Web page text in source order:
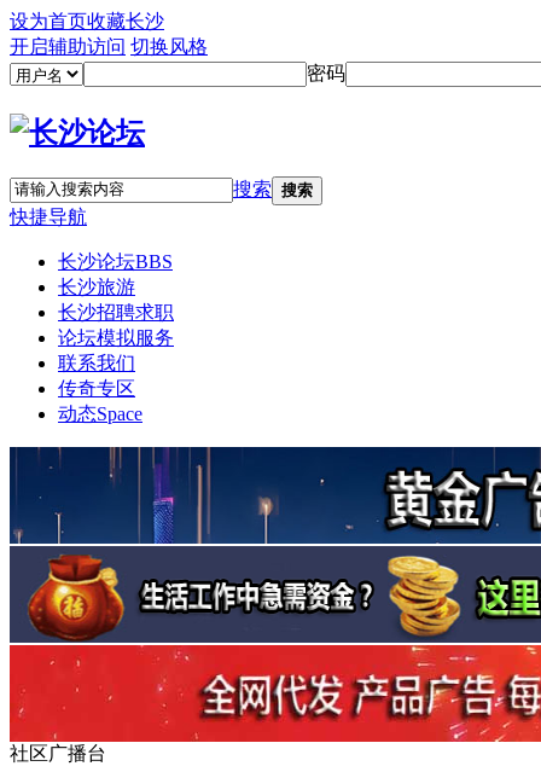
设为首页收藏长沙
开启辅助访问 切换风格
密码
搜索 搜索
快捷导航
长沙论坛BBS
长沙旅游
长沙招聘求职
论坛模拟服务
联系我们
传奇专区
动态Space
社区广播台